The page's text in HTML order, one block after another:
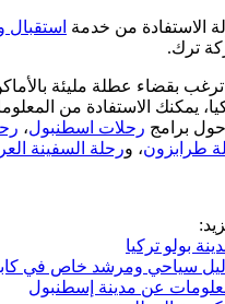
الاستفادة من خدمة استقبال
ترك.
بقضاء عطلة مليئة
يمكنك الاستفادة من
حول برامج رحلات اسطنبول،
طرابزون، ورحلة السفينة
بولو تركيا
سياحي ومرشد خاص في
عن مدينة إسطنبول